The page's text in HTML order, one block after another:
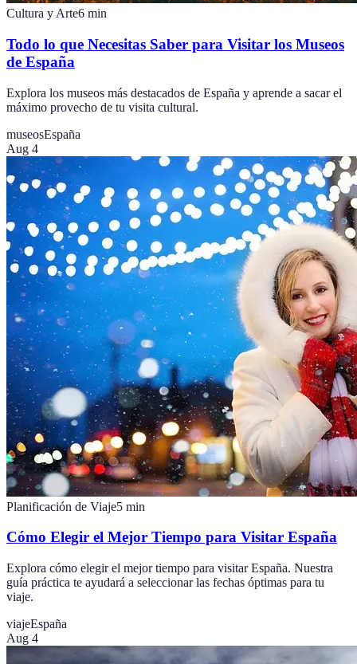
Cultura y Arte6 min
Todo lo que Necesitas Saber para Visitar los Museos
de España
Explora los museos más destacados de España y aprende a sacar el
máximo provecho de tu visita cultural.
museosEspaña
Aug 4
Planificación de Viaje5 min
Cómo Elegir el Mejor Tiempo para Visitar España
Explora cómo elegir el mejor tiempo para visitar España. Nuestra
guía práctica te ayudará a seleccionar las fechas óptimas para tu
viaje.
viajeEspaña
Aug 4